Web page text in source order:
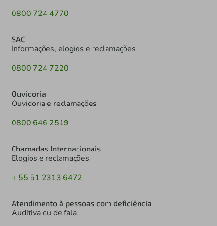
0800 724 4770
SAC
Informações, elogios e reclamações
0800 724 7220
Ouvidoria
Ouvidoria e reclamações
0800 646 2519
Chamadas Internacionais
Elogios e reclamações
+ 55 51 2313 6472
Atendimento à pessoas com deficiência
Auditiva ou de fala